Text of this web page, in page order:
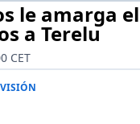
le amarga el
a Terelu
CET